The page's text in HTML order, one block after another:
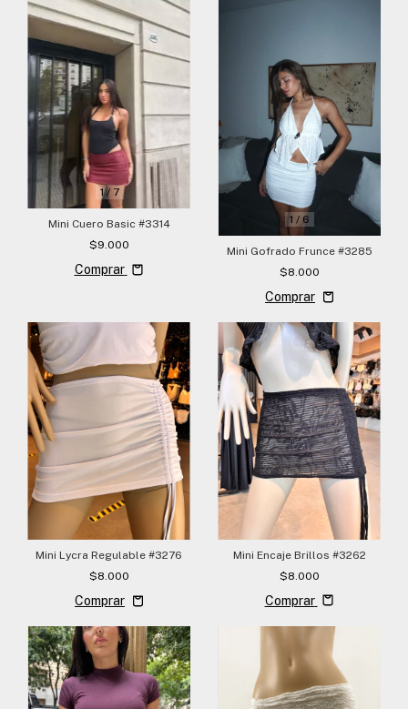
1/ 7
Mini Cuero Basic #3314
$9.000
Comprar
1 /6
Mini Gofrado Frunce #3285
$8.000
Mini Lycra Regulable #3276
$8.000
Mini Encaje Brillos #3262
$8.000
Comprar